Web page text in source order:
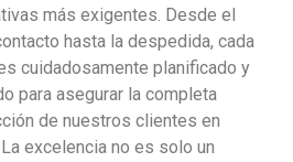
más exigentes. Desde el
hasta la despedida, cada
cuidadosamente planificado y
para asegurar la completa
de nuestros clientes en
excelencia no es solo un